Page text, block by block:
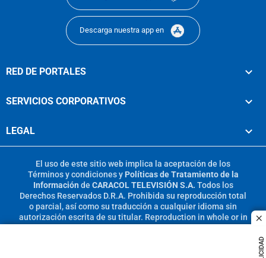
Descarga nuestra app en
RED DE PORTALES
SERVICIOS CORPORATIVOS
LEGAL
El uso de este sitio web implica la aceptación de los
Términos y condicionesy Políticas de Tratamiento de la
Información de CARACOL TELEVISIÓN S.A. Todos los
Derechos Reservados D.R.A. Prohibida su reproducción total
o parcial, así como su traducción a cualquier idioma sin
autorización escrita de su titular. Reproduction in whole or in